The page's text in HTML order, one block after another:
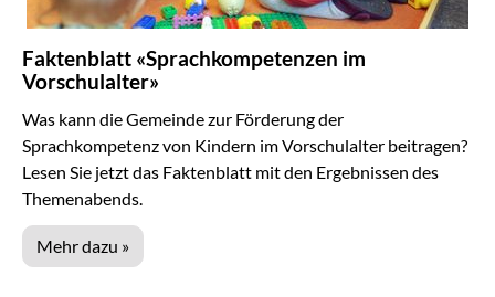
Faktenblatt «Sprachkompetenzen im
Vorschulalter»
Was kann die Gemeinde zur Förderung der
Sprachkompetenz von Kindern im Vorschulalter beitragen?
Lesen Sie jetzt das Faktenblatt mit den Ergebnissen des
Themenabends.
Mehr dazu »